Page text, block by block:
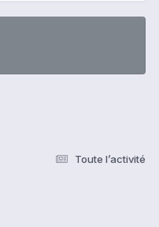
Toute l’activité